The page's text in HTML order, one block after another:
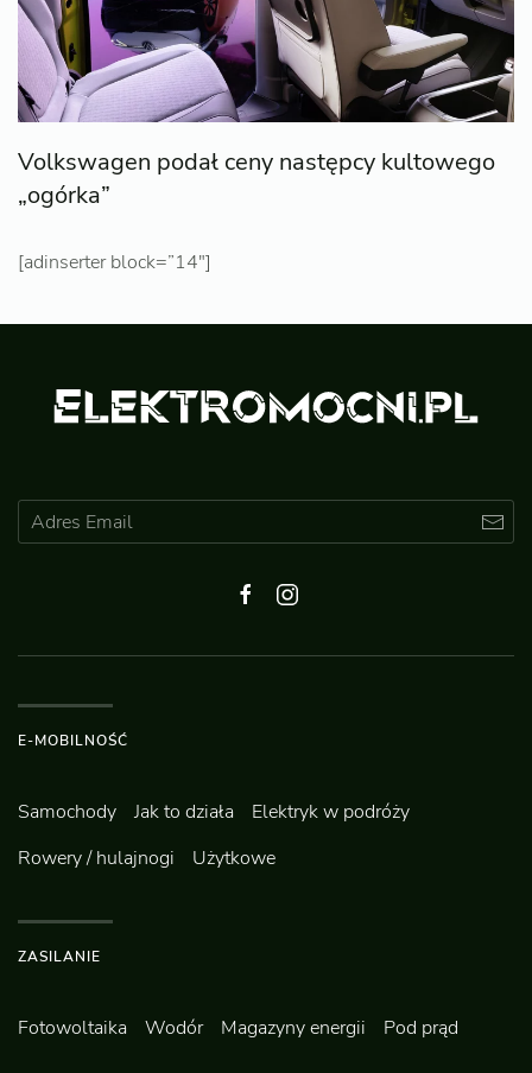
Volkswagen podał ceny następcy kultowego
„ogórka”
[adinserter block=”14″]
E-MOBILNOŚĆ
Samochody Jak to działa
Elektryk w podróży
Rowery / hulajnogi
Użytkowe
ZASILANIE
Fotowoltaika Wodór Magazyny energii Pod prąd